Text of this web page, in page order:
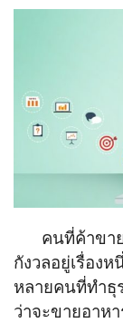
คนที่ค้าขาย
กังวลอยู่เรื่อง
หลายคนที่ทำธุ
ว่าจะขายอาห